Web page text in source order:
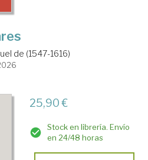
de (1547-1616)
25,90 €
Stock en librería. Envío
en 24/48 horas